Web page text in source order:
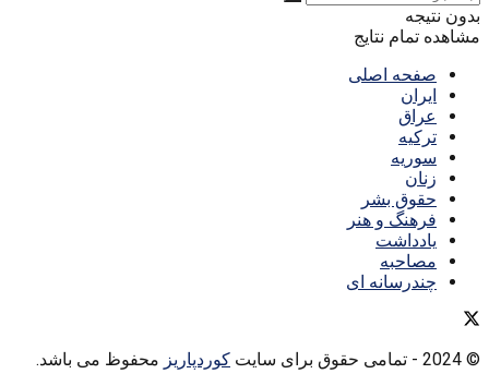
بدون نتیجه
مشاهده تمام نتایج
صفحه اصلی
ایران
عراق
ترکیه
سوریه
زنان
حقوق بشر
فرهنگ و هنر
یادداشت
مصاحبه
چندرسانه ای
© 2024 - تمامی حقوق برای سایت کوردپاریز محفوظ می باشد.